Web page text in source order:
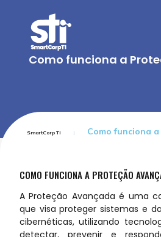
Como funciona a
SmartCorp TI Como funciona
COMO FUNCIONA A PROTEÇÃO
A Proteção Avançada é uma
que visa proteger sistemas e
cibernéticas, utilizando
detectar, prevenir e